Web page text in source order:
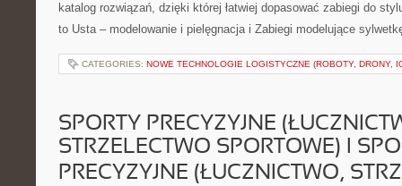
katalog rozwiązań, dzięki której łatwiej dopasować zabiegi do
to Usta – modelowanie i pielęgnacja i Zabiegi modelujące
CATEGORIES: NOWE TECHNOLOGIE LOGISTYCZNE (ROBOTY, DRONY,
SPORTY PRECYZYJNE
STRZELECTWO SPORTOWE) I
PRECYZYJNE (ŁUCZNICTWO,